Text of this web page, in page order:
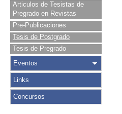
Articulos de Tesistas de
Pregrado en Revistas
Pre-Publicaciones
Tesis de Postgrado
Tesis de Pregrado
Eventos
Links
Concursos